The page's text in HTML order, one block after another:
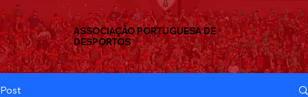
ASSOCIAÇÃO PORTUGUESA DE
DESPORTOS
Post